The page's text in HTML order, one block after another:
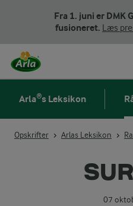
Fra 1. juni er DMK
fusioneret. Læs
Arla®s Leksikon
Opskrifter Arlas Leksikon
07